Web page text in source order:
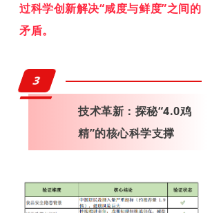
过科学创新解决“咸度与鲜度”之间的
矛盾。
3
技术革新：探秘“4.0鸡
精”的核心科学支撑